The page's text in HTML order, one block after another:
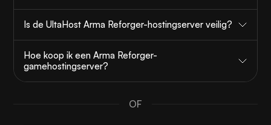
Is de UltaHost Arma Reforger-hostingserver veilig?
Hoe koop ik een Arma Reforger-
gamehostingserver?
OF